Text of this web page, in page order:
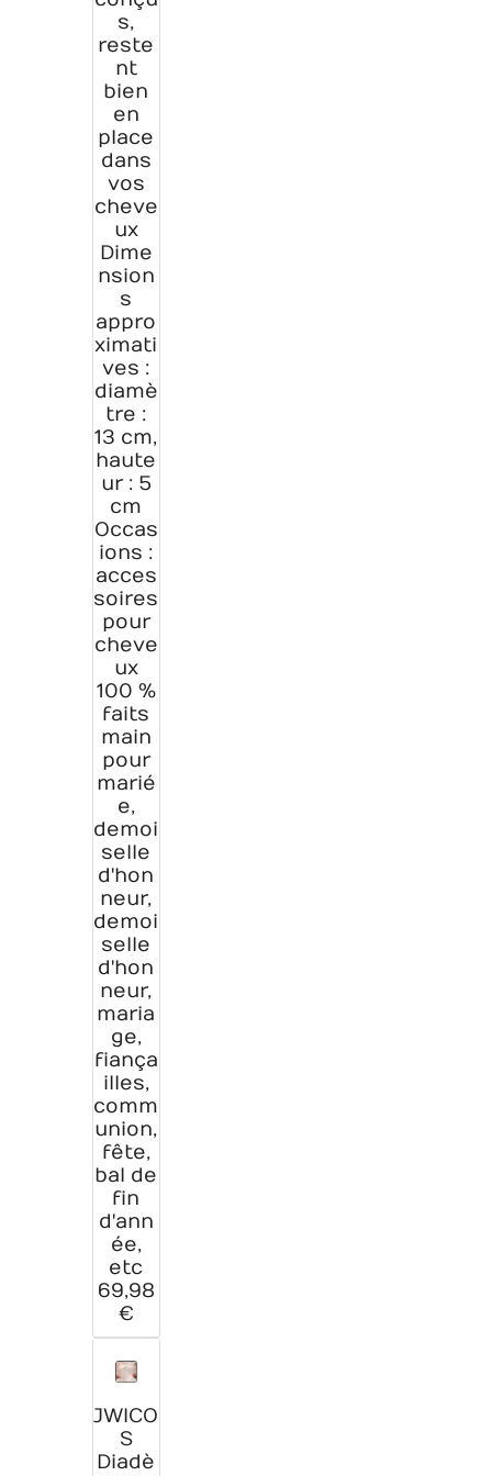
s,
reste
nt
bien
en
place
dans
vos
cheve
ux
Dime
nsion
s
appro
ximati
ves :
diamè
tre :
13 cm,
haute
ur : 5
cm
Occas
ions :
acces
soires
pour
cheve
ux
100 %
faits
main
pour
marié
e,
demoi
selle
d'hon
neur,
demoi
selle
d'hon
neur,
maria
ge,
fiança
illes,
comm
union,
fête,
bal de
fin
d'ann
ée,
etc
69,98
€
JWICO
S
Diadè